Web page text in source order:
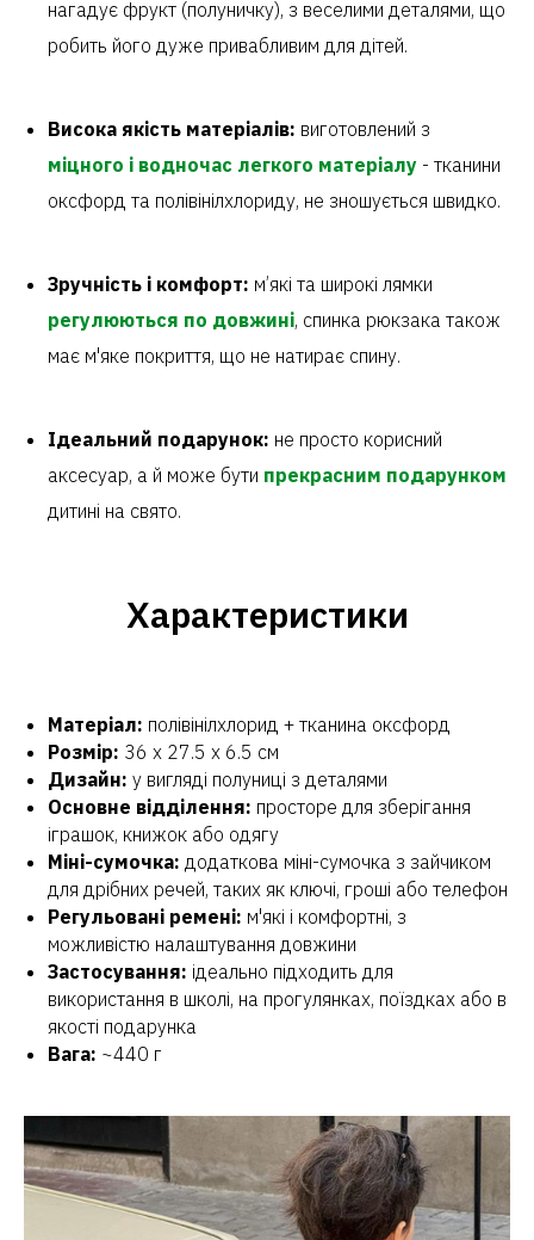
нагадує фрукт (полуничку), з веселими деталями, що
робить його дуже привабливим для дітей.
Висока якість матеріалів: виготовлений з
міцного і водночас легкого матеріалу - тканини
оксфорд та полівінілхлориду, не зношується швидко.
Зручність і комфорт: м’які та широкі лямки
регулюються по довжині, спинка рюкзака також
має м'яке покриття, що не натирає спину.
Ідеальний подарунок: не просто корисний
аксесуар, а й може бути прекрасним подарунком
дитині на свято.
Характеристики
Матеріал: полівінілхлорид + тканина оксфорд
Розмір: 36 х 27.5 х 6.5 см
Дизайн: у вигляді полуниці з деталями
Основне відділення: просторе для зберігання
іграшок, книжок або одягу
Міні-сумочка: додаткова міні-сумочка з зайчиком
для дрібних речей, таких як ключі, гроші або телефон
Регульовані ремені: м'які і комфортні, з
можливістю налаштування довжини
Застосування: ідеально підходить для
використання в школі, на прогулянках, поїздках або в
якості подарунка
Вага: ~440 г